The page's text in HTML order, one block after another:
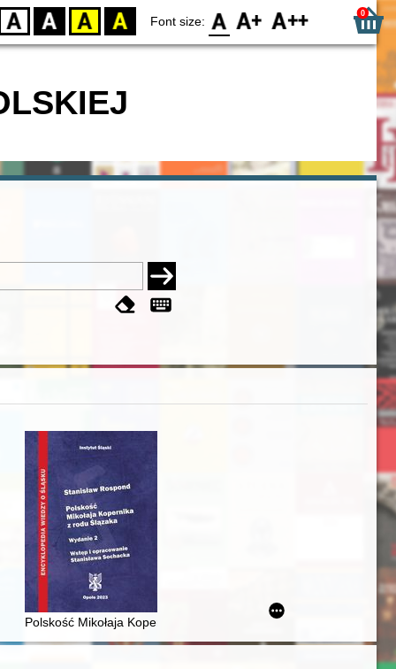
D BW YB BY Font size: F0 F1 F2 0
finansowy i towarzyski lokalnego mieszczaństwa w 2. poł. XIX w
Polskość Mikołaja Kopernika z rodu Ślązaka